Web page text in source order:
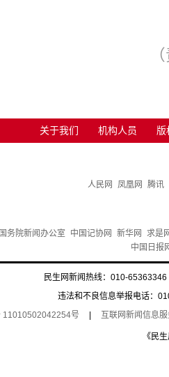
关于我们 机构人员 版
人民网 凤凰网 腾讯
国务院新闻办公室 中国记协网 新华网
求是
中国日报
民生网新闻热线：010-
违法和不良信息举报电话：
11010502042254号
互联网新闻信息
《民